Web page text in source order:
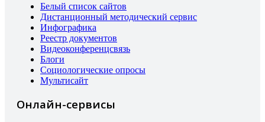
Белый список сайтов
Дистанционный методический сервис
Инфографика
Реестр документов
Видеоконференцсвязь
Блоги
Социологические опросы
Мультисайт
Онлайн-сервисы